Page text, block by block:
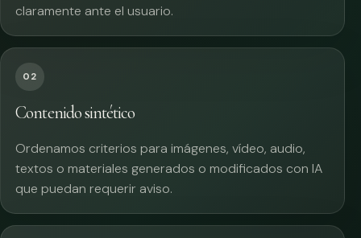
claramente ante el usuario.
02
Contenido sintético
Ordenamos criterios para imágenes, vídeo, audio,
textos o materiales generados o modificados con IA
que puedan requerir aviso.